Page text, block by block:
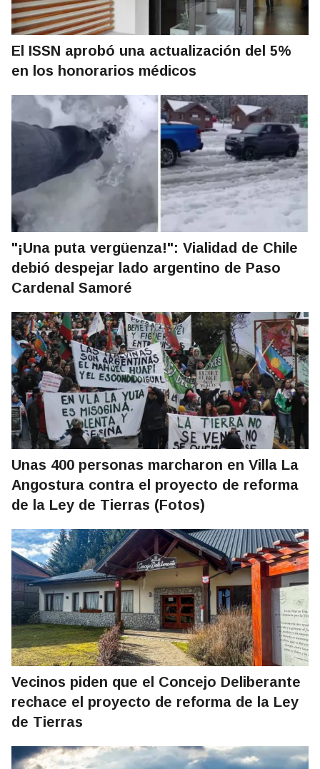
El ISSN aprobó una actualización del 5%
en los honorarios médicos
"¡Una puta vergüenza!": Vialidad de Chile
debió despejar lado argentino de Paso
Cardenal Samoré
Unas 400 personas marcharon en Villa La
Angostura contra el proyecto de reforma
de la Ley de Tierras (Fotos)
Vecinos piden que el Concejo Deliberante
rechace el proyecto de reforma de la Ley
de Tierras